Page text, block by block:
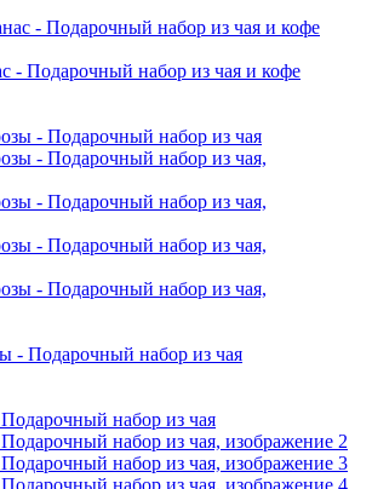
- Подарочный набор из чая и кофе
- Подарочный набор из чая